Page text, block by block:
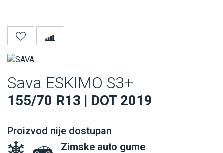
Sava ESKIMO S3+
155/70 R13 | DOT 2019
Proizvod nije dostupan
Zimske auto gume